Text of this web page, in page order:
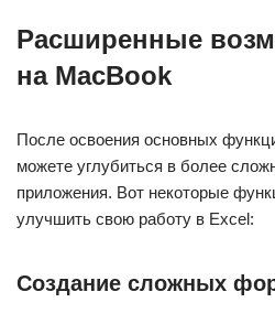
Расширенные
на MacBook
После освоения основных
можете углубиться в более
приложения. Вот некоторые
улучшить свою работу в Excel:
Создание сложных